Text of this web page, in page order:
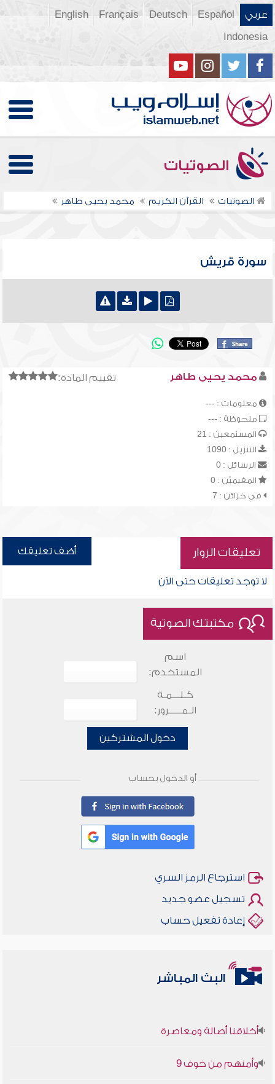
عربي Español
Deutsch
Français
English
Indonesia
الصوتيات
الصوتيات القرآن الكريم محمد يحيى طاهر
سورة قريش
تقييم المادة: محمد يحيى طاهر
معلومات : ---
ملحوظة : ---
المستمعين : 21
التنزيل : 1090
الرسائل : 0
المقيميّن : 0
في خزائن : 7
تعليقات الزوار أضف تعليقك
لا توجد تعليقات حتى الآن
مكتبتك الصوتية
اسم
المستخدم:
كـلـــمـة
الـمـــــرور:
دخول المشتركين
أو الدخول بحساب
استرجاع الرمز السري
تسجيل عضو جديد
إعادة تفعيل حساب
البث المباشر
أخلاقنا أصالة ومعاصرة
وأمنهم من خوف 9